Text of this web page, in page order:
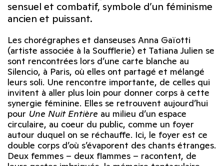
sensuel et combatif, symbole d’un féminisme
ancien et puissant.
Les chorégraphes et danseuses Anna Gaïotti
(artiste associée à la Soufflerie) et Tatiana Julien se
sont rencontrées lors d’une carte blanche au
Silencio, à Paris, où elles ont partagé et mélangé
leurs soli. Une rencontre importante, de celles qui
invitent à aller plus loin pour donner corps à cette
synergie féminine. Elles se retrouvent aujourd’hui
pour Une Nuit Entière au milieu d’un espace
circulaire, au coeur du public, comme un foyer
autour duquel on se réchauffe. Ici, le foyer est ce
double corps d’où s’évaporent des chants étranges.
Deux femmes – deux flammes – racontent, de